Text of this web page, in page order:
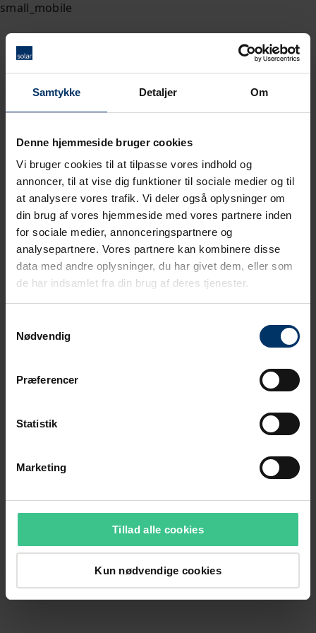
Samtykke Detaljer Om
Denne hjemmeside bruger cookies
Vi bruger cookies til at tilpasse vores indhold og
annoncer, til at vise dig funktioner til sociale medier og til
at analysere vores trafik. Vi deler også oplysninger om
din brug af vores hjemmeside med vores partnere inden
for sociale medier, annonceringspartnere og
analysepartnere. Vores partnere kan kombinere disse
data med andre oplysninger, du har givet dem, eller som
de har indsamlet fra din brug af deres tjenester.
Nødvendig
Præferencer
Statistik
Marketing
Tillad alle cookies
Kun nødvendige cookies